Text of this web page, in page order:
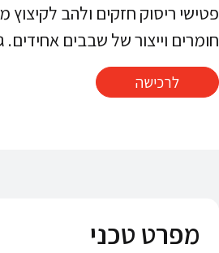
פטישי ריסוק חזקים ולהב לקיצוץ
חומרים וייצור של שבבים אחידים.
לרכישה
מפרט טכני